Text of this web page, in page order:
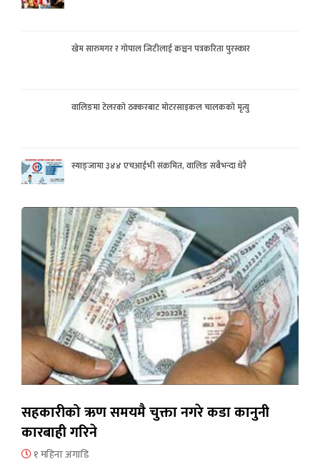
खेम सारुमगर र गोपाल जिटीलाई कञ्चन पत्रकरिता पुरस्कार
वालिङमा टेलरको ठक्करबाट मोटरसाइकल चालकको मृत्यु
स्याङ्जामा ३४४ एचआईभी संक्रमित, वालिङ सबैभन्दा धेरै
सहकारीको ऋण समयमै चुक्ता नगरे कडा कानुनी
कारबाही गरिने
१ महिना अगाडि